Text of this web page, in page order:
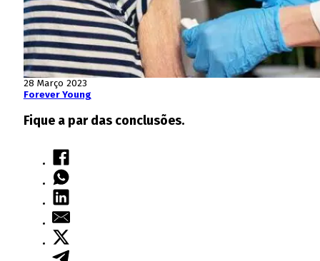
28 Março 2023
Forever Young
Fique a par das conclusões.